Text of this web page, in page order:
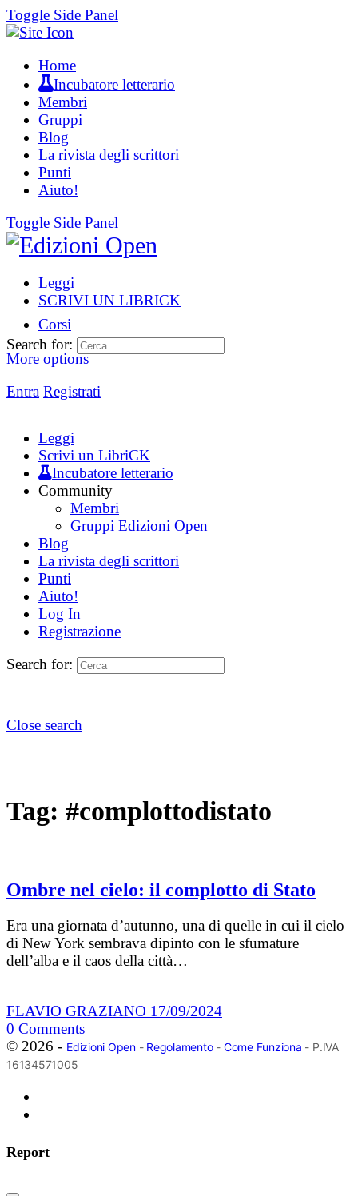
Toggle Side Panel
Home
Incubatore letterario
Membri
Gruppi
Blog
La rivista degli scrittori
Punti
Aiuto!
Toggle Side Panel
Leggi
SCRIVI UN LIBRICK
Corsi
More options
Entra Registrati
Search for:
Leggi
Scrivi un LibriCK
Incubatore letterario
Community
Membri
Gruppi Edizioni Open
Blog
La rivista degli scrittori
Punti
Aiuto!
Log In
Registrazione
Search for:
Close search
Tag: #complottodistato
Ombre nel cielo: il complotto di Stato
Era una giornata d’autunno, una di quelle in cui il cielo
di New York sembrava dipinto con le sfumature
dell’alba e il caos della città…
FLAVIO GRAZIANO 17/09/2024
0 Comments
© 2026 - Edizioni Open- Regolamento- Come Funziona - P.IVA
16134571005
Report